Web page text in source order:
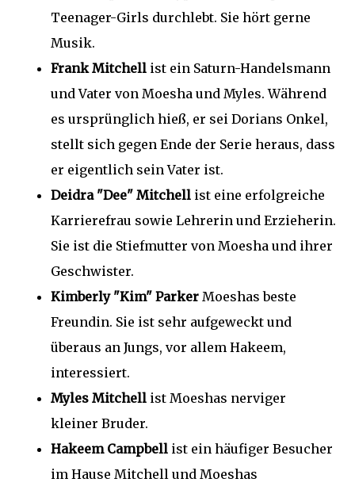
Teenager-Girls durchlebt. Sie hört gerne
Musik.
Frank Mitchell ist ein Saturn-Handelsmann
und Vater von Moesha und Myles. Während
es ursprünglich hieß, er sei Dorians Onkel,
stellt sich gegen Ende der Serie heraus, dass
er eigentlich sein Vater ist.
Deidra "Dee" Mitchell ist eine erfolgreiche
Karrierefrau sowie Lehrerin und Erzieherin.
Sie ist die Stiefmutter von Moesha und ihrer
Geschwister.
Kimberly "Kim" Parker Moeshas beste
Freundin. Sie ist sehr aufgeweckt und
überaus an Jungs, vor allem Hakeem,
interessiert.
Myles Mitchell ist Moeshas nerviger
kleiner Bruder.
Hakeem Campbell ist ein häufiger Besucher
im Hause Mitchell und Moeshas